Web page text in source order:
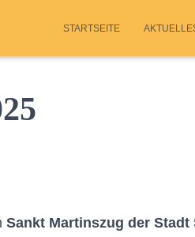
STARTSEITE
Sankt Martinszug der Stadt